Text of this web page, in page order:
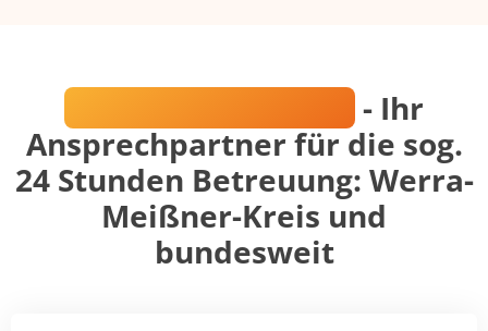
Nadine Prantschke- Ihr
Ansprechpartner für die sog.
24 Stunden Betreuung: Werra-
Meißner-Kreis und
bundesweit